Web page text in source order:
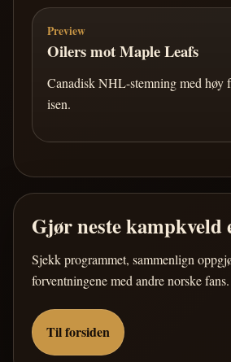
Preview
Oilers mot Maple Leafs
Canadisk NHL-stemning med høy
isen.
Gjør neste kampkveld
Sjekk programmet, sammenlign
forventningene med andre norske fans.
Til forsiden